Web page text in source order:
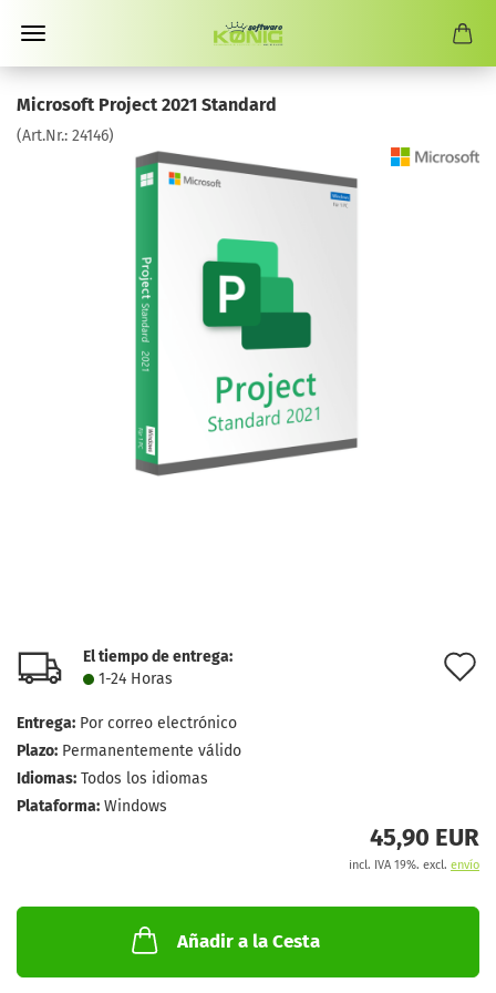
Microsoft Project 2021 Standard
(Art.Nr.: 24146)
El tiempo de entrega:
1-24 Horas
Entrega: Por correo electrónico
Plazo: Permanentemente válido
Idiomas: Todos los idiomas
Plataforma: Windows
45,90 EUR
incl. IVA 19%. excl. envío
Añadir a la Cesta